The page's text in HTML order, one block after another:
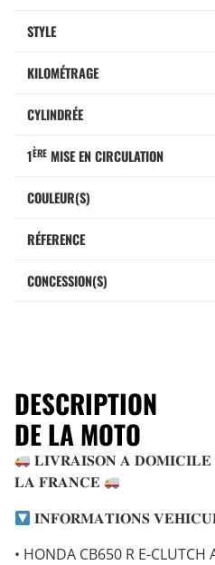
STYLE
KILOMÉTRAGE
CYLINDRÉE
1ÈRE MISE EN CIRCULATION
COULEUR(S)
RÉFERENCE
CONCESSION(S)
DESCRIPTION
DE LA MOTO
𝐋𝐈𝐕𝐑𝐀𝐈𝐒𝐎𝐍 𝐀
𝐋𝐀 𝐅𝐑𝐀𝐍𝐂𝐄
𝐈𝐍𝐅𝐎𝐑𝐌𝐀𝐓𝐈𝐎𝐍𝐒
• HONDA CB650 R E-CLUTCH